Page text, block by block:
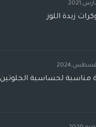
زبدة اللوز
لحساسية الجلوتين